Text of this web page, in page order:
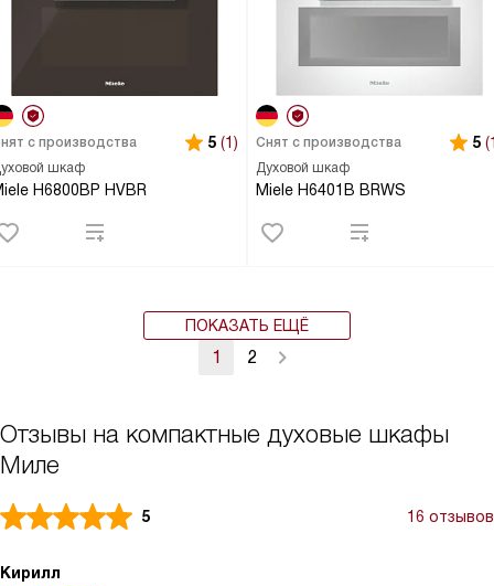
шкаф
H6800BP HVBR
с производства 5 (1)
Духовой шкаф
Miele H6401B BRWS
Снят с производства 5
ПОКАЗАТЬ ЕЩЁ
1 2
Отзывы на компактные духовые шкафы
Миле
5 16 отзывов
Кирилл